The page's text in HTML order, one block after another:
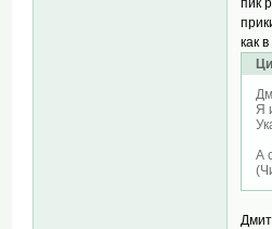
пик
как
Я
А